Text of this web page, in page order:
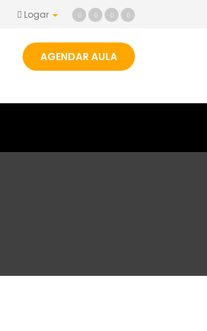
Logar
AGENDAR AULA